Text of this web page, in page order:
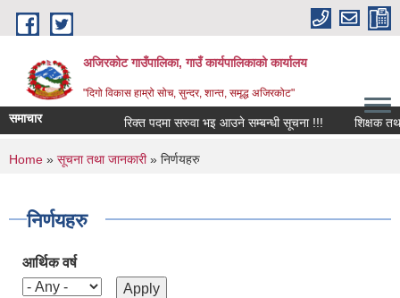
Skip to main content
अजिरकोट गाउँपालिका, गाउँ कार्यपालिकाको कार्यालय
"दिगो विकास हाम्रो सोच, सुन्दर, शान्त, समृद्ध अजिरकोट"
समाचार रिक्त पदमा सरुवा भइ आउने सम्बन्धी सूचना !!! शिक्षक तथा
You are here
Home » सूचना तथा जानकारी» निर्णयहरु
निर्णयहरु
आर्थिक वर्ष